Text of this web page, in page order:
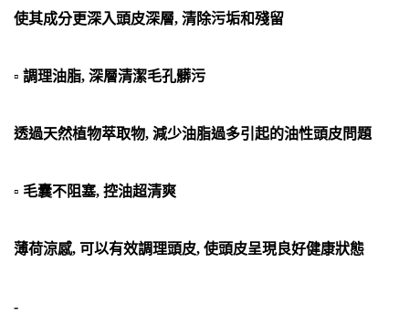
使其成分更深入頭皮深層, 清除污垢和殘留
▫ 調理油脂, 深層清潔毛孔髒污
透過天然植物萃取物, 減少油脂過多引起的油性頭皮問題
▫ 毛囊不阻塞, 控油超清爽
薄荷涼感, 可以有效調理頭皮, 使頭皮呈現良好健康狀態
-